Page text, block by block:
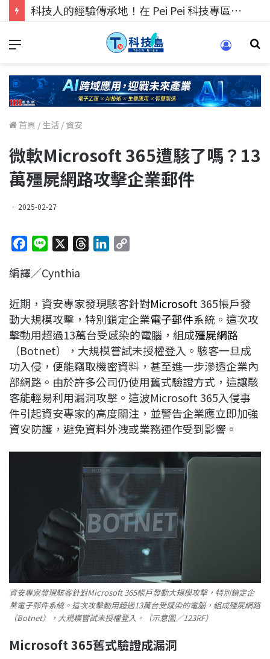
科技人的經驗傳承地！在 Pei Pei 科技專區，與學弟妹交流最硬核的技術
首頁 / 生活 / 資安
微軟Microsoft 365遭駭了嗎？13
萬殭屍網路攻擊企業郵件
2025-02-27
c
b
o
o
k
n
a
d
s
e
d
I
n
L
i
n
k
編譯／Cynthia
近期，資安專家發現駭客針對Microsoft 365帳戶發
動大規模攻擊，特別鎖定企業電子郵件系統。這次攻
擊動用超過13萬台受感染的電腦，組成殭屍網路
（Botnet），大規模嘗試未授權登入。駭客一旦成
功入侵，便能竊取機密資料，甚至進一步滲透企業內
部網路。由於許多公司仍使用舊式驗證方式，這讓駭
客能輕易利用漏洞攻擊。這波Microsoft 365入侵事
件引起資安專家的高度關注，並警告企業應立即加強
資安防護，避免資料外洩或業務運作受到影響。
資安專家發現駭客針對Microsoft 365帳戶發動大規模攻擊，特別鎖定企
業電子郵件系統。這次攻擊動用超過13萬台受感染的電腦，組成殭屍網路
（Botnet），大規模嘗試未授權登入。（示意圖／123RF）
Microsoft 365舊式驗證成漏洞